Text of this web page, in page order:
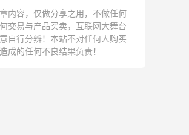
内容，仅做分享之用，不做任何
交易与产品买卖，互联网大舞台
自行分辨！本站不对任何人购买
成的任何不良结果负责！